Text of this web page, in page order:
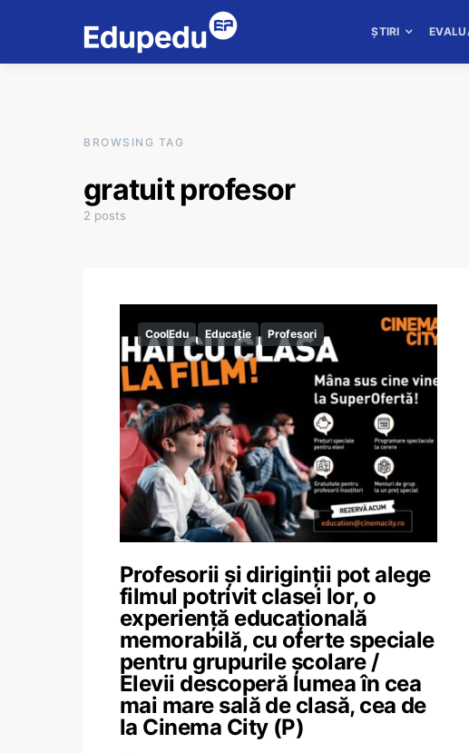
ȘTIRI
BROWSING TAG
gratuit profesor
2 posts
CoolEdu Educație Profesori
Profesorii și diriginții pot alege
filmul potrivit clasei lor, o
experiență educațională
memorabilă, cu oferte speciale
pentru grupurile școlare /
Elevii descoperă lumea în cea
mai mare sală de clasă, cea de
la Cinema City (P)